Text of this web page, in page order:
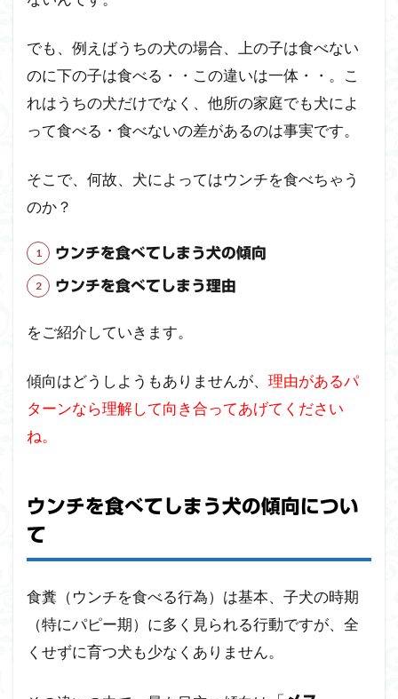
犬が
ウン
チを
食べ
るの
を止
ため
に出
こ
と
～お
犬が
ウン
チを
ちゃ
理由
て
とめ
～
でも、例えばうちの犬の場合、上の子は食べない
のに下の子は食べる・・この違いは一体・・。こ
れはうちの犬だけでなく、他所の家庭でも犬によ
って食べる・食べないの差があるのは事実です。
そこで、何故、犬によってはウンチを食べちゃう
のか？
ウンチを食べてしまう犬の傾向
ウンチを食べてしまう理由
をご紹介していきます。
傾向はどうしようもありませんが、 理由があるパ
ターンなら理解して向き合ってあげてください
ね。
ウンチを食べてしまう犬の傾向につい
て
食糞（ウンチを食べる行為）は基本、子犬の時期
（特にパピー期）に多く見られる行動ですが、全
くせずに育つ犬も少なくありません。